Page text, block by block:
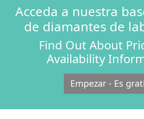
Acceda a nuestra
de diamantes de
Find Out About
Availability
Empezar - Es